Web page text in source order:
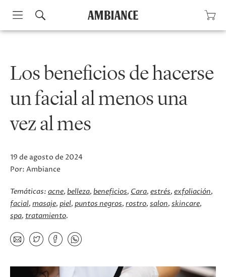
Skip
Los beneficios de hacerse
un facial al menos una
vez al mes
19 de agosto de 2024
Por: Ambiance
Temáticas: acne belleza beneficios Cara estrés exfoliación
facial masaje piel puntos negros rostro salon skincare
spa tratamiento